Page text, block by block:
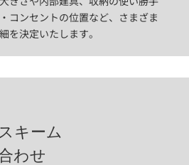
コンセントの位置など、さまざま
を決定いたします。
キーム
わせ